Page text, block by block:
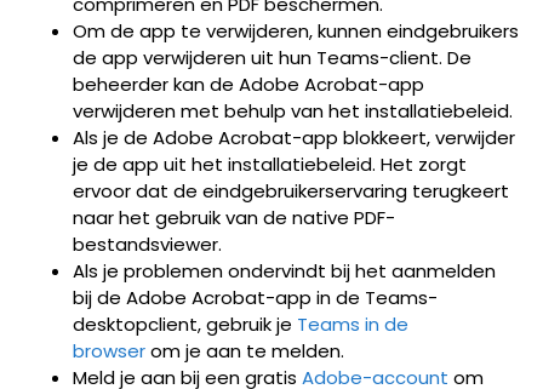
Om de app te verwijderen, kunnen eindgebruikers
de app verwijderen uit hun Teams-client. De
beheerder kan de Adobe Acrobat-app
verwijderen met behulp van het installatiebeleid.
Als je de Adobe Acrobat-app blokkeert, verwijder
je de app uit het installatiebeleid. Het zorgt
ervoor dat de eindgebruikerservaring terugkeert
naar het gebruik van de native PDF-
bestandsviewer.
Als je problemen ondervindt bij het aanmelden
bij de Adobe Acrobat-app in de Teams-
desktopclient, gebruik je Teams in de
browserom je aan te melden.
Meld je aan bij een gratis Adobe-account om